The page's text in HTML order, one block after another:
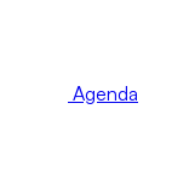
Agenda